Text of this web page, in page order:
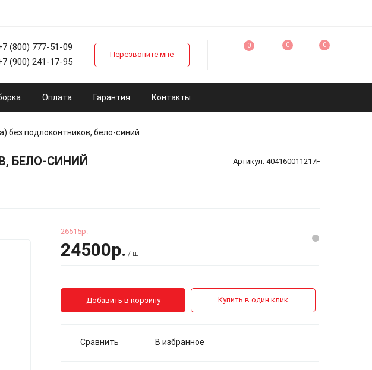
(800) 777-51-09
(900) 241-17-95
Перезвоните мне
0 0 0
Оплата Гарантия Контакты
без подлоконтников, бело-синий
БЕЛО-СИНИЙ Артикул: 404160011217F
26515р.
24500р. / шт.
Добавить в корзину Купить в один клик
Сравнить В избранное